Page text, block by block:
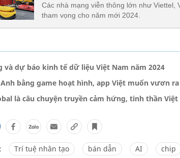
Các nhà mạng viễn thông lớn như Viettel,
tham vọng cho năm mới 2024.
và dự báo kinh tế dữ liệu Việt Nam năm 2024
bằng game hoạt hình, app Việt muốn vươn
là câu chuyện truyền cảm hứng, tinh thần Việt
Trí tuệ nhân tạo bán dẫn AI chip